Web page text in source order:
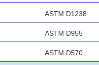
ASTM D1238
ASTM D955
ASTM D570